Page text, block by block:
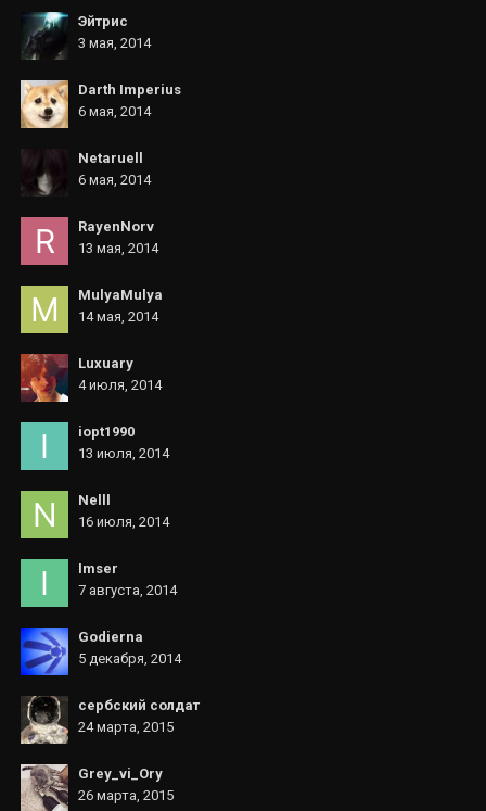
Эйтрис
3 мая, 2014
Darth Imperius
6 мая, 2014
Netaruell
6 мая, 2014
RayenNorv
13 мая, 2014
MulyaMulya
14 мая, 2014
Luxuary
4 июля, 2014
iopt1990
13 июля, 2014
Nelll
16 июля, 2014
Imser
7 августа, 2014
Godierna
5 декабря, 2014
сербский солдат
24 марта, 2015
Grey_vi_Ory
26 марта, 2015